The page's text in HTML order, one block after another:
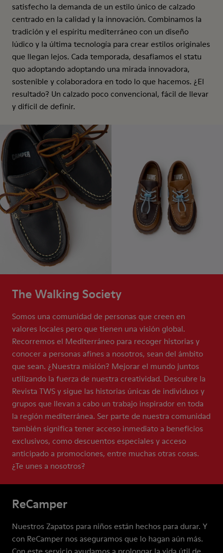
satisfecho la demanda de un estilo único de calzado
centrado en la calidad y la innovación. Combinamos la
tradición y el espíritu mediterráneo con un diseño
lúdico y la última tecnología para crear estilos originales
que llegan lejos. Cada temporada, desafiamos el statu
quo adoptando adoptando una mirada innovadora,
sostenible y colaboradora en todo lo que hacemos. ¿El
resultado? Un calzado poco convencional, fácil de llevar
y difícil de definir.
The Walking Society
Somos una comunidad de personas que creen en
valores locales pero que tienen una visión global.
Recorremos el Mediterráneo para recoger historias y
conocer a personas afines a nosotros, sean del ámbito
que sean. ¿Nuestra misión? Mejorar el mundo juntos
utilizando la fuerza de nuestra creatividad. Descubre la
Revista TWS y sigue las historias únicas de individuos y
grupos que llevan a cabo un trabajo inspirador en toda
la región mediterránea. Ser parte de nuestra comunidad
también significa tener acceso inmediato a beneficios
exclusivos, como descuentos especiales y acceso
anticipado a promociones, entre muchas otras cosas.
¿Te unes a nosotros?
ReCamper
Nuestros Zapatos para niños están hechos para durar. Y
con ReCamper nos aseguramos que lo hagan aún más.